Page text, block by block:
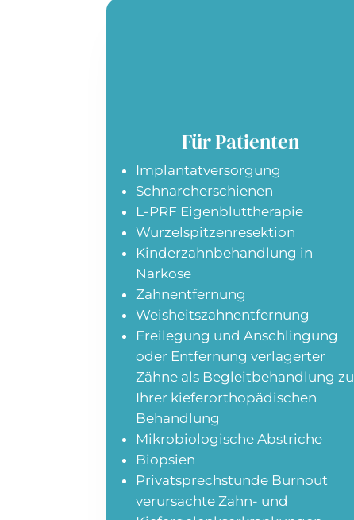
Für Patienten
Implantatversorgung
Schnarcherschienen
L-PRF Eigenbluttherapie
Wurzelspitzenresektion
Kinderzahnbehandlung in
Narkose
Zahnentfernung
Weisheitszahnentfernung
Freilegung und Anschlingung
oder Entfernung verlagerter
Zähne als Begleitbehandlung zu
Ihrer kieferorthopädischen
Behandlung
Mikrobiologische Abstriche
Biopsien
Privatsprechstunde Burnout
verursachte Zahn- und